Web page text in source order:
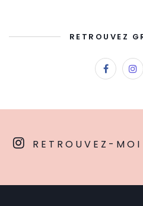
RETROUVEZ
RETROUVEZ-